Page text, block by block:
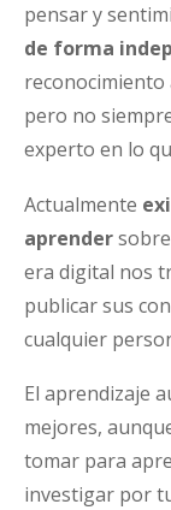
pensar y
de forma
reconocimiento
pero no
experto en lo
Actualmente
aprender
era digital nos
publicar sus
cualquier
El aprendizaje
mejores,
tomar para
investigar por